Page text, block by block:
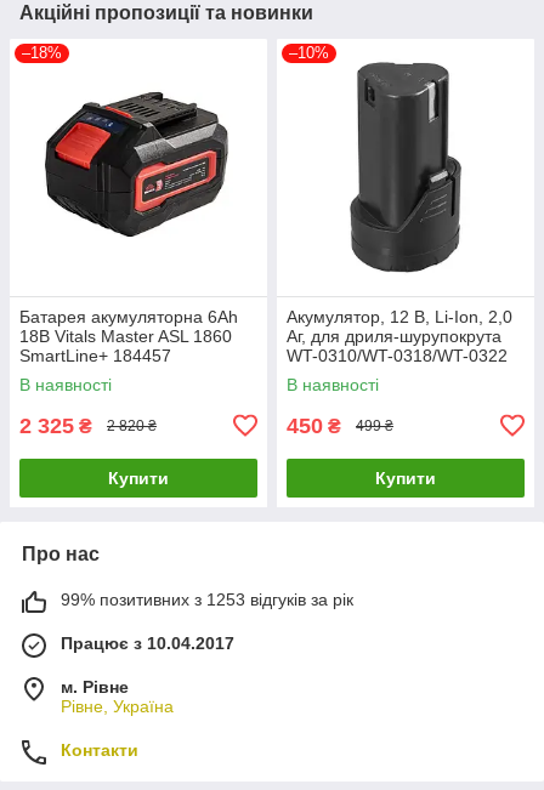
Акційні пропозиції та новинки
–18%
Батарея акумуляторна 6Ah
18В Vitals Master ASL 1860
SmartLine+ 184457
В наявності
2 325 ₴ 2 820 ₴
Купити
–10%
Акумулятор, 12 В, Li-Ion, 2,0
Аг, для дриля-шурупокрута
WT-0310/WT-0318/WT-0322
INTERTOOL WT-0319
В наявності
450 ₴ 499 ₴
Купити
Про нас
99% позитивних з 1253 відгуків за рік
Працює з 10.04.2017
м. Рівне
Рівне, Україна
Контакти